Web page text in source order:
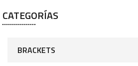
CATEGORÍAS
BRACKETS